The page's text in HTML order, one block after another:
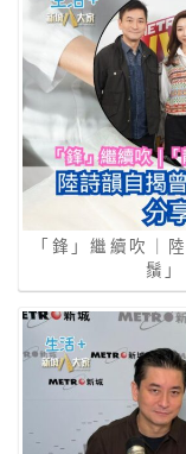
「鋒」繼續吹｜
鬚